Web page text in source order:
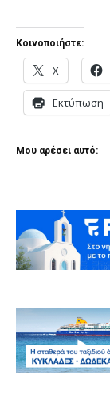
Κοινοποιήστε:
X
Εκτύπωση
Μου αρέσει αυτό: